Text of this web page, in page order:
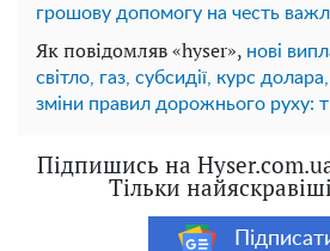
грошову допомогу на честь
Як повідомляв «hyser», нові
світло, газ, субсидії, курс
зміни правил дорожнього руху:
Підпишись на
Тільки